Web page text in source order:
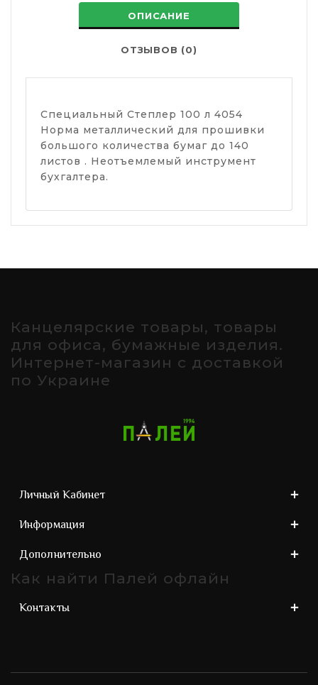
ОПИСАНИЕ
ОТЗЫВОВ (0)
Специальный Степлер 100 л 4054
Норма металлический для прошивки
большого количества бумаг до 140
листов . Неотъемлемый инструмент
бухгалтера.
Канцелярские товары, товары
для офиса, бумажные изделия.
Интернет-магазин с доставкой
по Украине
Личный Кабинет
Информация
Дополнительно
Как найти Палей офлайн
Контакты